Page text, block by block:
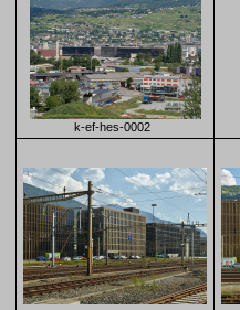
k-ef-hes-0002